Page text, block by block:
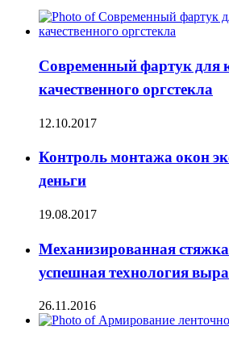
Современный фартук для
качественного оргстекла
12.10.2017
Контроль монтажа окон
деньги
19.08.2017
Механизированная
успешная технология
26.11.2016